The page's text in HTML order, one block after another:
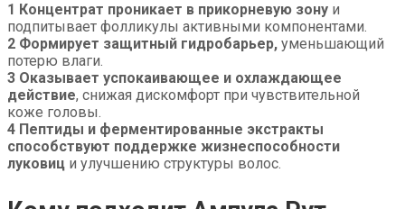
1 Концентрат проникает в прикорневую зону и
подпитывает фолликулы активными компонентами.
2 Формирует защитный гидробарьер, уменьшающий
потерю влаги.
3 Оказывает успокаивающее и охлаждающее
действие, снижая дискомфорт при чувствительной
коже головы.
4 Пептиды и ферментированные экстракты
способствуют поддержке жизнеспособности
луковиц и улучшению структуры волос.